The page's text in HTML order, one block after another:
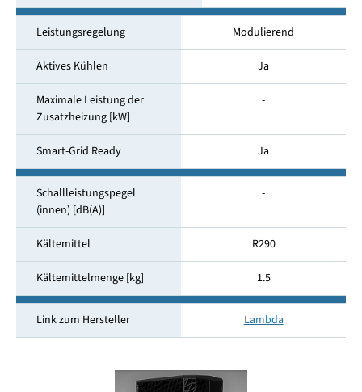
Leistungsregelung Modulierend
Aktives Kühlen Ja
Maximale Leistung der
Zusatzheizung [kW]
-
Smart-Grid Ready Ja
Schallleistungspegel
(innen) [dB(A)]
-
Kältemittel R290
Kältemittelmenge [kg] 1.5
Link zum Hersteller Lambda